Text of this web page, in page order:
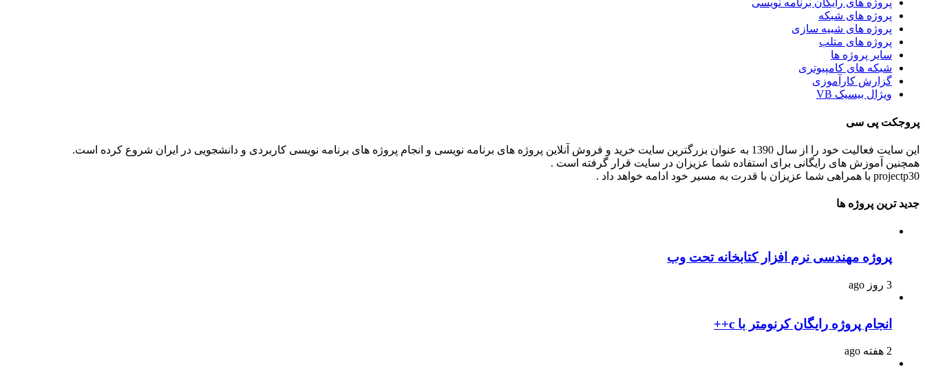
پروژه های رایگان برنامه نویسی
پروژه های شبکه
پروژه های شبیه سازی
پروژه های متلب
سایر پروژه ها
شبکه های کامپیوتری
گزارش کارآموزی
ویژال بیسیک VB
پروجکت پی سی
این سایت فعالیت خود را از سال 1390 به عنوان بزرگترین سایت خرید و فروش آنلاین پروژه های برنامه نویسی و انجام پروژه های برنامه نویسی کاربردی و دانشجویی در ایران شروع کرده است.
همچنین آموزش های رایگانی برای استفاده شما عزیزان در سایت قرار گرفته است .
projectp30 با همراهی شما عزیزان با قدرت به مسیر خود ادامه خواهد داد .
جدید ترین پروژه ها
پروژه مهندسی نرم افزار کتابخانه تحت وب
3 روز ago
انجام پروژه رایگان کرنومتر با c++
2 هفته ago